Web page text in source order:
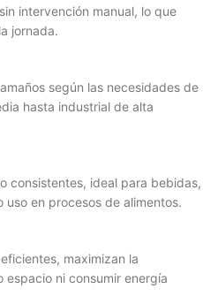
intervención manual, lo que
jornada.
según las necesidades de
hasta industrial de alta
consistentes, ideal para bebidas,
en procesos de alimentos.
maximizan la
ni consumir energía